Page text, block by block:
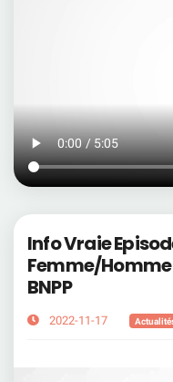
Info Vraie
Femme/Homme
BNPP
2022-11-17